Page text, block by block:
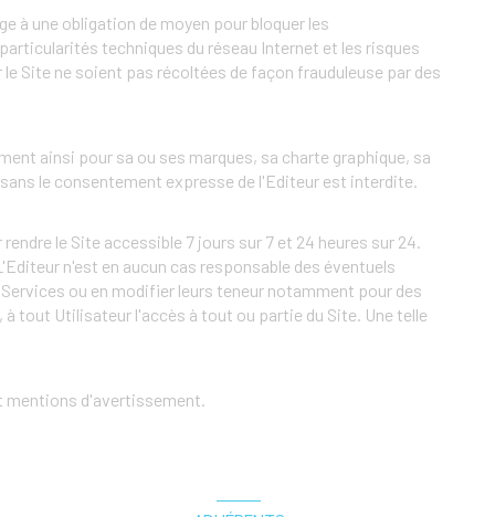
à une obligation de moyen pour bloquer les
techniques du réseau Internet et les risques
Site ne soient pas récoltées de façon frauduleuse par des
ainsi pour sa ou ses marques, sa charte graphique, sa
le consentement expresse de l'Editeur est interdite.
le Site accessible 7 jours sur 7 et 24 heures sur 24.
n'est en aucun cas responsable des éventuels
ou en modifier leurs teneur notamment pour des
tout Utilisateur l'accès à tout ou partie du Site. Une telle
mentions d'avertissement.